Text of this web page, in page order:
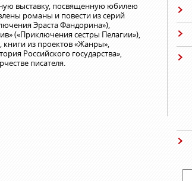
выставку, посвященную юбилею
романы и повести из серий
Эраста Фандорина»),
(«Приключения сестры Пелагии»),
из проектов «Жанры»,
Российского государства»,
писателя.